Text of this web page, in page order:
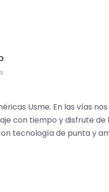
Usme. En las vías
con tiempo y disfrute
tecnología de punta y